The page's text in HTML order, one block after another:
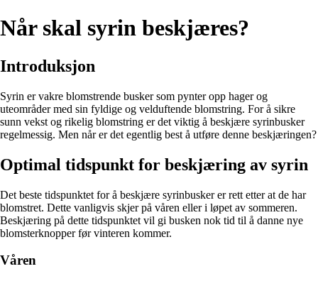
Når skal syrin beskjæres?
Introduksjon
Syrin er vakre blomstrende busker som pynter opp hager og
uteområder med sin fyldige og velduftende blomstring. For å sikre
sunn vekst og rikelig blomstring er det viktig å beskjære syrinbusker
regelmessig. Men når er det egentlig best å utføre denne beskjæringen?
Optimal tidspunkt for beskjæring av syrin
Det beste tidspunktet for å beskjære syrinbusker er rett etter at de har
blomstret. Dette vanligvis skjer på våren eller i løpet av sommeren.
Beskjæring på dette tidspunktet vil gi busken nok tid til å danne nye
blomsterknopper før vinteren kommer.
Våren